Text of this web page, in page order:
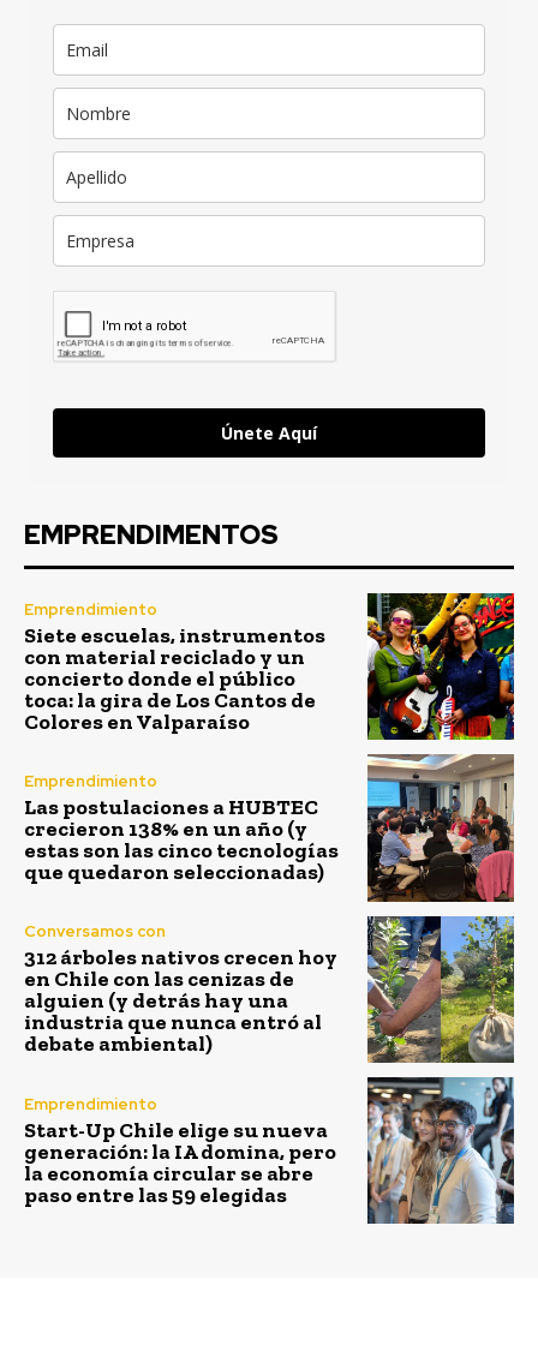
Únete Aquí
EMPRENDIMENTOS
Emprendimiento
Siete escuelas, instrumentos
con material reciclado y un
concierto donde el público
toca: la gira de Los Cantos de
Colores en Valparaíso
Emprendimiento
Las postulaciones a HUBTEC
crecieron 138% en un año (y
estas son las cinco tecnologías
que quedaron seleccionadas)
Conversamos con
312 árboles nativos crecen hoy
en Chile con las cenizas de
alguien (y detrás hay una
industria que nunca entró al
debate ambiental)
Emprendimiento
Start-Up Chile elige su nueva
generación: la IA domina, pero
la economía circular se abre
paso entre las 59 elegidas